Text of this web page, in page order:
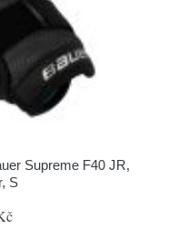
Supreme F40 JR,
S